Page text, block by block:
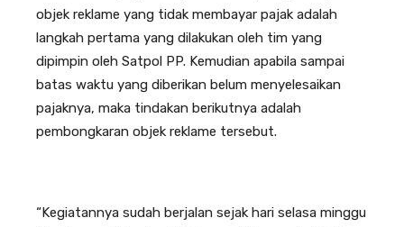
objek reklame yang tidak membayar pajak adalah
langkah pertama yang dilakukan oleh tim yang
dipimpin oleh Satpol PP. Kemudian apabila sampai
batas waktu yang diberikan belum menyelesaikan
pajaknya, maka tindakan berikutnya adalah
pembongkaran objek reklame tersebut.
“Kegiatannya sudah berjalan sejak hari selasa minggu